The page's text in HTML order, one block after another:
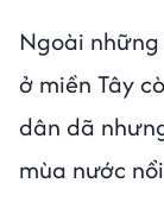
Ngoài
ở miền Tây
dân dã
mùa nước